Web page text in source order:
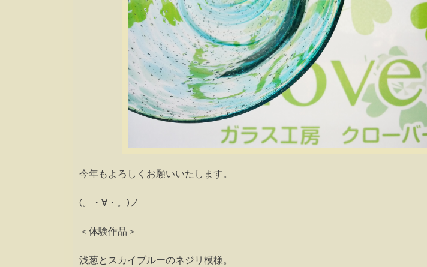
今年もよろしくお願いいたします。
(。・∀・。)ノ
＜体験作品＞
浅葱とスカイブルーのネジリ模様。